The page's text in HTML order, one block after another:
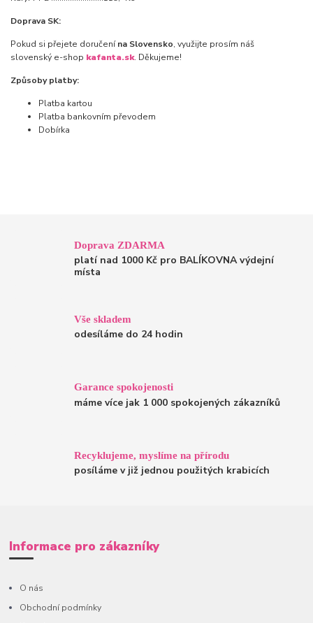
Doprava SK:
Pokud si přejete doručenína Slovensko, využijte prosím náš
slovenský e-shop kafanta.sk. Děkujeme!
Způsoby platby:
Platba kartou
Platba bankovním převodem
Dobírka
Doprava ZDARMA
platí nad 1000 Kč pro BALÍKOVNA výdejní
místa
Vše skladem
odesíláme do 24 hodin
Garance spokojenosti
máme více jak 1 000 spokojených zákazníků
Recyklujeme, myslíme na přírodu
posíláme v již jednou použitých krabicích
Informace pro zákazníky
O nás
Obchodní podmínky